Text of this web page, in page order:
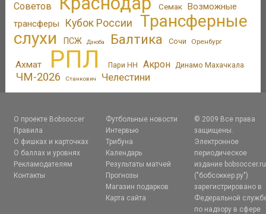
Советов
Семак Возможные
трансферы
Кубок России
Трансферные
слухи
ПСЖ Дзюба Балтика Сочи Оренбург
Ахмат РПЛ Пари НН Акрон Динамо Махачкала
ЧМ-2026 Станкович Челестини
О проекте Bobsoccer
Правила
О фишках и карточках
О баллах и уровнях
Рекламодателям
Контакты
Футбольные новости
Интервью
Трибуна
Календарь
Результаты матчей
Прогнозы
Магазин подарков
Карта сайта
© 2009 Все права
защищены.
Электронное
периодическое
издание bobsoccer.ru
("бобсоккер.ру")
зарегистрировано в
Федеральной
по надзору в сфере